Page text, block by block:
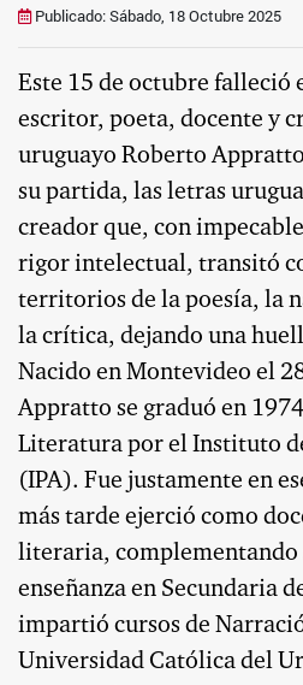
Publicado: Sábado, 18 Octubre 2025
Este 15 de octubre falleció
escritor, poeta, docente y
uruguayo Roberto
su partida, las letras
creador que, con
rigor intelectual, transitó
territorios de la poesía, la
la crítica, dejando una
Nacido en Montevideo el
Appratto se graduó en
Literatura por el Instituto
(IPA). Fue justamente en
más tarde ejerció como
literaria, complementando
enseñanza en Secundaria
impartió cursos de
Universidad Católica del